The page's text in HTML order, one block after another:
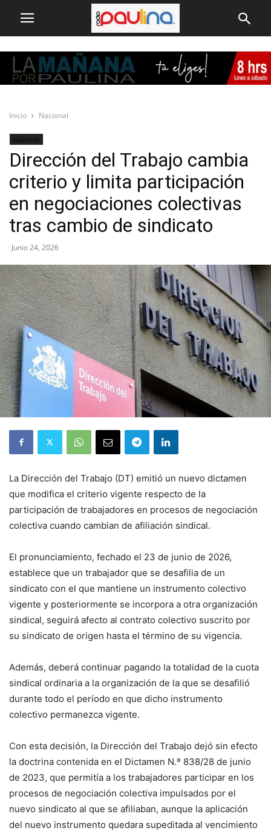
Inicio Nacional
Nacional
Dirección del Trabajo cambia
criterio y limita participación
en negociaciones colectivas
tras cambio de sindicato
Junio 24, 2026
La Dirección del Trabajo (DT) emitió un nuevo dictamen
que modifica el criterio vigente respecto de la
participación de trabajadores en procesos de negociación
colectiva cuando cambian de afiliación sindical.
El pronunciamiento, fechado el 23 de junio de 2026,
establece que un trabajador que se desafilia de un
sindicato con el que mantiene un instrumento colectivo
vigente y posteriormente se incorpora a otra organización
sindical, seguirá afecto al contrato colectivo suscrito por
su sindicato de origen hasta el término de su vigencia.
Además, deberá continuar pagando la totalidad de la cuota
sindical ordinaria a la organización de la que se desafilió
durante todo el período en que dicho instrumento
colectivo permanezca vigente.
Con esta decisión, la Dirección del Trabajo dejó sin efecto
la doctrina contenida en el Dictamen N.º 838/28 de junio
de 2023, que permitía a los trabajadores participar en los
procesos de negociación colectiva impulsados por el
nuevo sindicato al que se afiliaban, aunque la aplicación
del nuevo instrumento quedara supeditada al vencimiento